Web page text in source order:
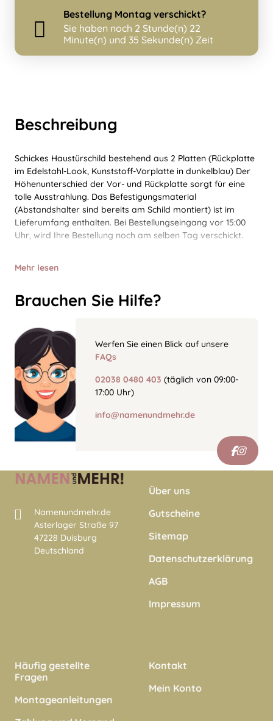
Beschreibung
Schickes Haustürschild bestehend aus 2 Platten (Rückplatte
im Edelstahl-Look, Kunststoff-Vorplatte in dunkelblau) Der
Höhenunterschied der Vor- und Rückplatte sorgt für eine
tolle Ausstrahlung. Das Befestigungsmaterial
(Abstandshalter sind bereits am Schild montiert) ist im
Lieferumfang enthalten. Bei Bestellungseingang vor 15:00
Uhr, wird Ihre Bestellung noch am selben Tag verschickt.
Mehr lesen
Brauchen Sie Hilfe?
Werfen Sie einen Blick auf unsere
FAQs
02038 0480 403 (täglich von 09:00-
17:00 Uhr)
info@namenundmehr.de
Bestellung Montag verschickt?
Sie haben noch 2 Stunde(n) 22
Minute(n) und 35 Sekunde(n) Zeit
Namenundmehr.de
Asterlager Straße 97
47228 Duisburg
Deutschland
Über uns
Gutscheine
Sitemap
Datenschutzerklärung
AGB
Impressum
Häufig gestellte
Fragen
Montageanleitungen
Kontakt
Mein Konto